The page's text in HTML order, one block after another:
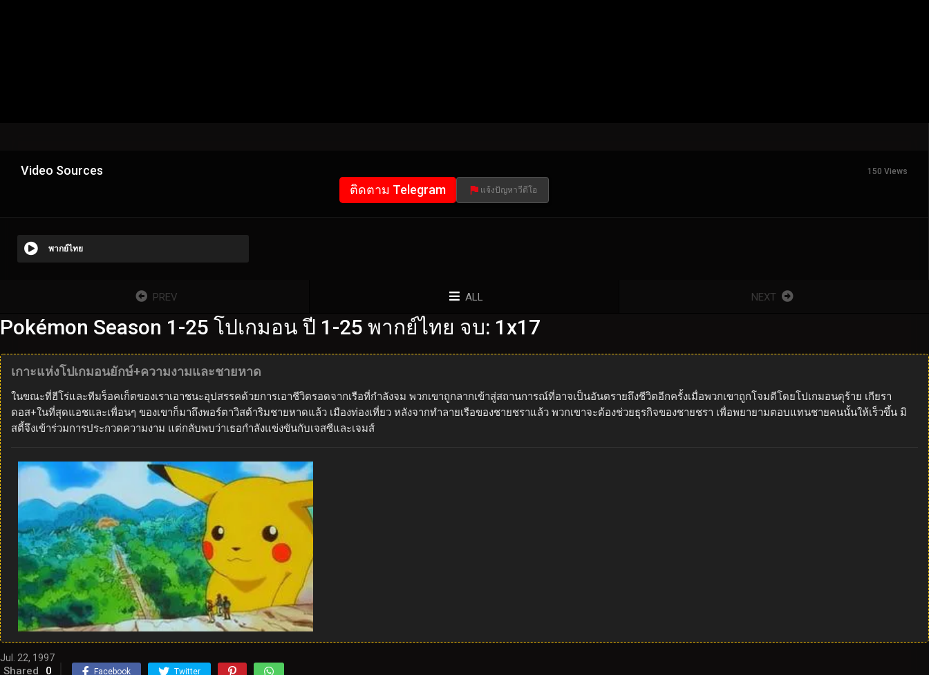
Video Sources 150 Views
ติดตาม Telegram แจ้งปัญหาวีดีโอ
พากย์ไทย
PREV ALL NEXT
Pokémon Season 1-25 โปเกมอน ปี 1-25 พากย์ไทย จบ: 1x17
เกาะแห่งโปเกมอนยักษ์+ความงามและชายหาด
ในขณะที่ฮีโร่และทีมร็อคเก็ตของเราเอาชนะอุปสรรคด้วยการเอาชีวิตรอดจากเรือที่กำลังจม พวกเขาถูกลากเข้าสู่สถานการณ์ที่อาจเป็นอันตรายถึงชีวิตอีกครั้งเมื่อพวกเขาถูกโจมตีโดยโปเกมอนดุร้าย เกียรา
ดอส+ในที่สุดแอชและเพื่อนๆ ของเขาก็มาถึงพอร์ตาวิสต้าริมชายหาดแล้ว เมืองท่องเที่ยว หลังจากทำลายเรือของชายชราแล้ว พวกเขาจะต้องช่วยธุรกิจของชายชรา เพื่อพยายามตอบแทนชายคนนั้นให้เร็วขึ้น มิ
สตี้จึงเข้าร่วมการประกวดความงาม แต่กลับพบว่าเธอกำลังแข่งขันกับเจสซีและเจมส์
Jul. 22, 1997
Shared 0 Facebook Twitter